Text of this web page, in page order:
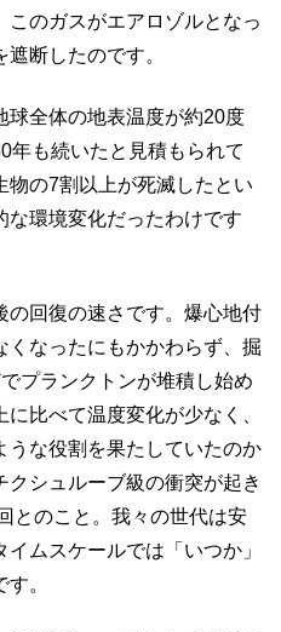
のガスがエアロゾルとなっ
断したのです。
球全体の地表温度が約20度
年も続いたと見積もられて
物の7割以上が死滅したとい
な環境変化だったわけです
の回復の速さです。爆心地付
なったにもかかわらず、掘
プランクトンが堆積し始め
比べて温度変化が少なく、
うな役割を果たしていたのか
クシュルーブ級の衝突が起き
とのこと。我々の世代は安
ムスケールでは「いつか」
。